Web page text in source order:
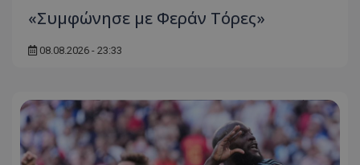
«Συμφώνησε με Φεράν Τόρες»
08.08.2026 - 23:33